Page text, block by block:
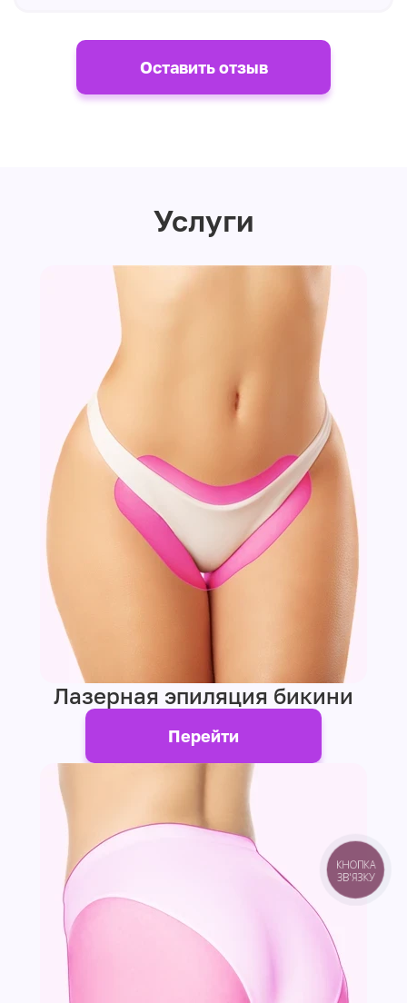
Оставить отзыв
Услуги
Лазерная эпиляция бикини
Перейти
КНОПКА
ЗВ'ЯЗКУ